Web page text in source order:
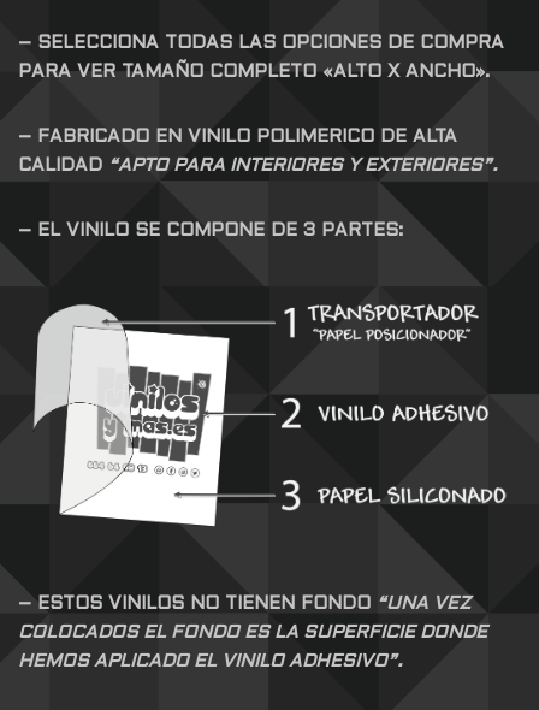
– SELECCIONA TODAS LAS OPCIONES DE COMPRA
PARA VER TAMAÑO COMPLETO «ALTO X ANCHO».
– FABRICADO EN VINILO POLIMERICO DE ALTA
CALIDAD “APTO PARA INTERIORES Y EXTERIORES”.
– EL VINILO SE COMPONE DE 3 PARTES:
– ESTOS VINILOS NO TIENEN FONDO
“UNA VEZ
COLOCADOS EL FONDO ES LA SUPERFICIE DONDE
HEMOS APLICADO EL VINILO ADHESIVO”.